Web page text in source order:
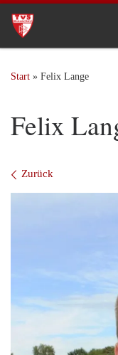
Zum Inhalt springen
Start » Felix Lange
Felix
Bilder
Zurück